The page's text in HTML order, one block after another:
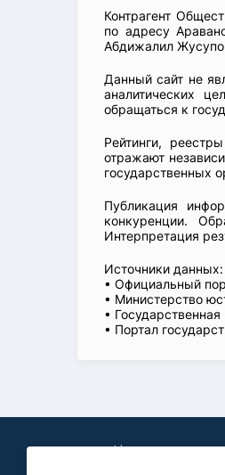
Контрагент
по адресу
Абдижалил
Данный сайт не
аналитических
обращаться к
Рейтинги,
отражают
государственных
Публикация
конкуренции.
Интерпретация
Источники данных:
• Официальный
• Министерство
•
• Портал